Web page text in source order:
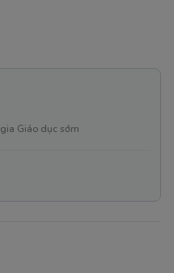
Giáo dục sớm